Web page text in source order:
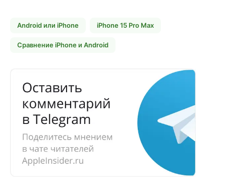
Android или iPhone iPhone 15 Pro Max
Сравнение iPhone и Android